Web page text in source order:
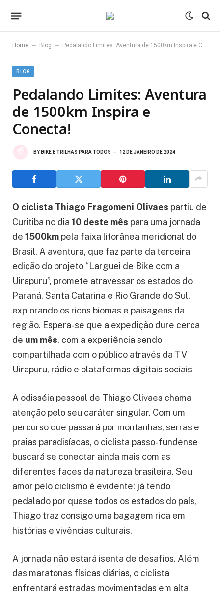
Home – Blog – Pedalando Limites: Aventura de 1500km Inspira e Conecta!
BLOG
Pedalando Limites: Aventura
de 1500km Inspira e
Conecta!
BY BIKE E TRILHAS PARA TODOS 12 DE JANEIRO DE 2024
O ciclista Thiago Fragomeni Olivaes partiu de
Curitiba no dia 10 deste mês para uma jornada
de 1500km pela faixa litorânea meridional do
Brasil. A aventura, que faz parte da terceira
edição do projeto “Larguei de Bike com a
Uirapuru”, promete atravessar os estados do
Paraná, Santa Catarina e Rio Grande do Sul,
explorando os ricos biomas e paisagens da
região. Espera-se que a expedição dure cerca
de um mês, com a experiência sendo
compartilhada com o público através da TV
Uirapuru, rádio e plataformas digitais sociais.
A odisséia pessoal de Thiago Olivaes chama
atenção pelo seu caráter singular. Com um
percurso que passará por montanhas, serras e
praias paradisíacas, o ciclista passo-fundense
buscará se conectar ainda mais com as
diferentes faces da natureza brasileira. Seu
amor pelo ciclismo é evidente: já tendo
pedalado por quase todos os estados do país,
Thiago traz consigo uma bagagem rica em
histórias e vivências culturais.
A jornada não estará isenta de desafios. Além
das maratonas físicas diárias, o ciclista
enfrentará estradas movimentadas em alta